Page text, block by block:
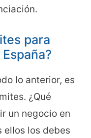
para
lo anterior, es
¿Qué
un negocio en
ellos los debes